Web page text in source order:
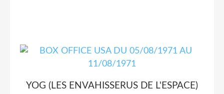
YOG (LES ENVAHISSERUS DE L'ESPACE)